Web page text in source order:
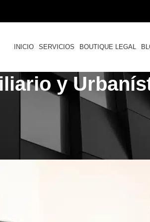
INICIO SERVICIOS BOUTIQUE LEGAL
y
INMOBILIARIO ,
responder por
apartamentos
por Felipe Cardozo Activado 23 de